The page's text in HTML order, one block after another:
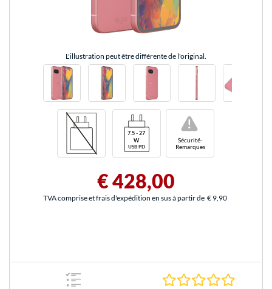
L'illustration peut être différente de l'original.
Sécurité-
Remarques
!
€ 428,00
TVA comprise et frais d'expédition en sus à partir de € 9,90